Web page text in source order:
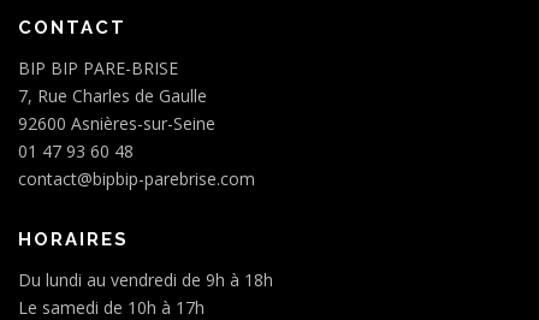
CONTACT
BIP BIP PARE-BRISE
7, Rue Charles de Gaulle
92600 Asnières-sur-Seine
01 47 93 60 48
contact@bipbip-parebrise.com
HORAIRES
Du lundi au vendredi de 9h à 18h
Le samedi de 10h à 17h